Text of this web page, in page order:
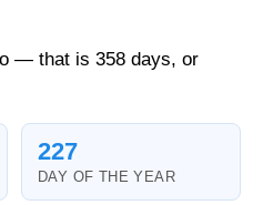
227
DAY OF THE YEAR